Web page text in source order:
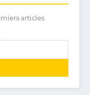
articles